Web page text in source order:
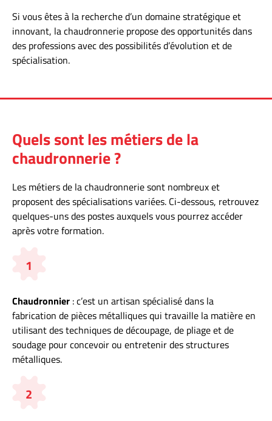
Si vous êtes à la recherche d’un domaine stratégique et
innovant, la chaudronnerie propose des opportunités dans
des professions avec des possibilités d’évolution et de
spécialisation.
Quels sont les métiers de la
chaudronnerie ?
Les métiers de la chaudronnerie sont nombreux et
proposent des spécialisations variées. Ci-dessous, retrouvez
quelques-uns des postes auxquels vous pourrez accéder
après votre formation.
1
Chaudronnier : c’est un artisan spécialisé dans la
fabrication de pièces métalliques qui travaille la matière en
utilisant des techniques de découpage, de pliage et de
soudage pour concevoir ou entretenir des structures
métalliques.
2